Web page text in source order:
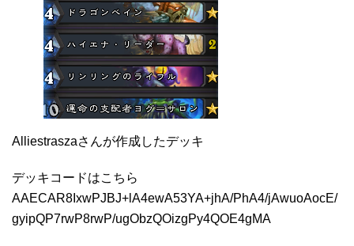
Alliestraszaさんが作成したデッキ
デッキコードはこちら
AAECAR8IxwPJBJ+lA4ewA53YA+jhA/PhA4/jAwuoAocE/
gyipQP7rwP8rwP/ugObzQOizgPy4QOE4gMA